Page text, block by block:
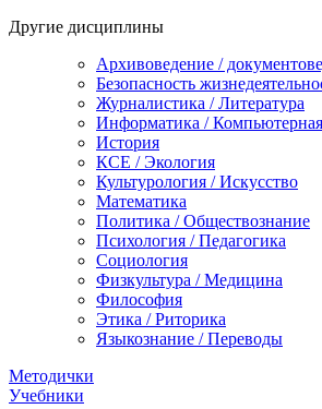
Другие дисциплины
Архивоведение /
Безопасность
Журналистика / Литература
Информатика / Компьютерная
История
КСЕ / Экология
Культурология / Искусство
Математика
Политика / Обществознание
Психология / Педагогика
Социология
Физкультура / Медицина
Философия
Этика / Риторика
Языкознание / Переводы
Методички
Учебники